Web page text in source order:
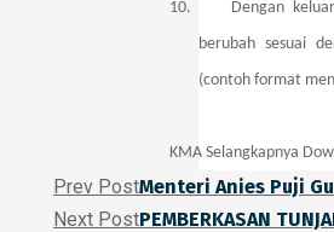
10.
Dengan
berubah sesuai
(contoh format
KMA Selangkapnya
Prev PostMenteri Anies Puji
Next PostPEMBERKASAN